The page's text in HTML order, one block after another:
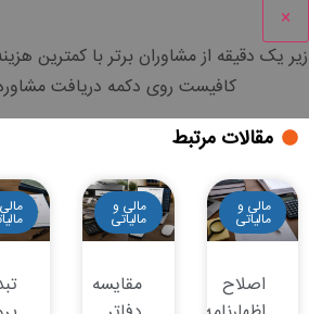
×
زیر یک دقیقه از مشاوران برتر باکمترین
کافیست روی دکمه دریافت
مقالات مرتبط
مالی و
مالیاتی
اصلاح
مالی و
مالیاتی
مقایسه